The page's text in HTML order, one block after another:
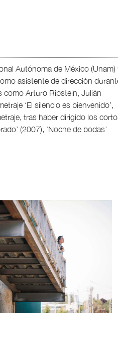
Autónoma de México (Unam)
asistente de dirección
como Arturo Ripstein, Julián
‘El silencio es bienvenido’,
tras haber dirigido los
(2007), ‘Noche de bodas’